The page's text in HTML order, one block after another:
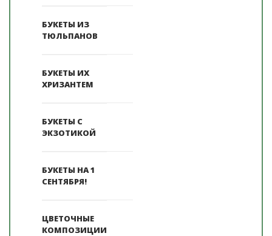
БУКЕТЫ ИЗ
ТЮЛЬПАНОВ
БУКЕТЫ ИХ
ХРИЗАНТЕМ
БУКЕТЫ С
ЭКЗОТИКОЙ
БУКЕТЫ НА 1
СЕНТЯБРЯ!
ЦВЕТОЧНЫЕ
КОМПОЗИЦИИ